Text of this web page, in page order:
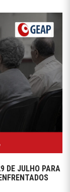
DE JULHO PARA